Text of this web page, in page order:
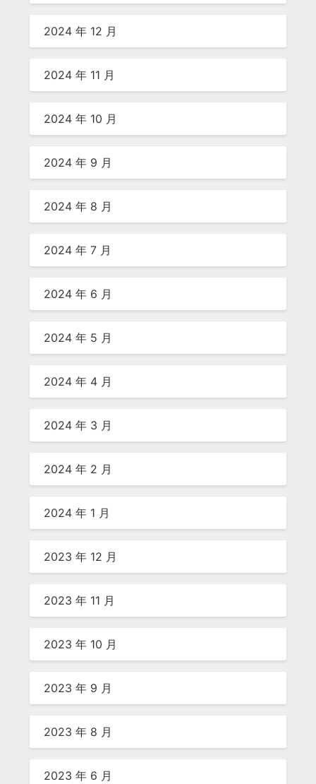
2024 年 12 月
2024 年 11 月
2024 年 10 月
2024 年 9 月
2024 年 8 月
2024 年 7 月
2024 年 6 月
2024 年 5 月
2024 年 4 月
2024 年 3 月
2024 年 2 月
2024 年 1 月
2023 年 12 月
2023 年 11 月
2023 年 10 月
2023 年 9 月
2023 年 8 月
2023 年 6 月